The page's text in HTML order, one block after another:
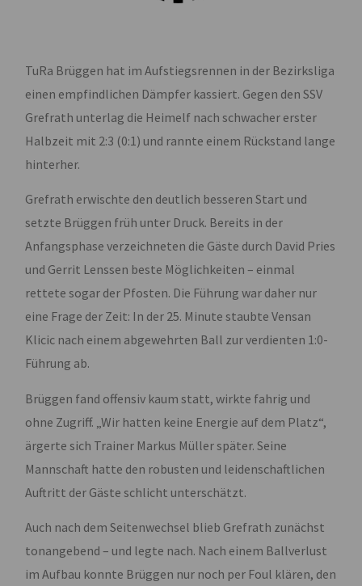
TuRa Brüggen hat im Aufstiegsrennen in der Bezirksliga
einen empfindlichen Dämpfer kassiert. Gegen den SSV
Grefrath unterlag die Heimelf nach schwacher erster
Halbzeit mit 2:3 (0:1) und rannte einem Rückstand lange
hinterher.
Grefrath erwischte den deutlich besseren Start und
setzte Brüggen früh unter Druck. Bereits in der
Anfangsphase verzeichneten die Gäste durch David Pries
und Gerrit Lenssen beste Möglichkeiten – einmal
rettete sogar der Pfosten. Die Führung war daher nur
eine Frage der Zeit: In der 25. Minute staubte Vensan
Klicic nach einem abgewehrten Ball zur verdienten 1:0-
Führung ab.
Brüggen fand offensiv kaum statt, wirkte fahrig und
ohne Zugriff. „Wir hatten keine Energie auf dem Platz“,
ärgerte sich Trainer Markus Müller später. Seine
Mannschaft hatte den robusten und leidenschaftlichen
Auftritt der Gäste schlicht unterschätzt.
Auch nach dem Seitenwechsel blieb Grefrath zunächst
tonangebend – und legte nach. Nach einem Ballverlust
im Aufbau konnte Brüggen nur noch per Foul klären, den